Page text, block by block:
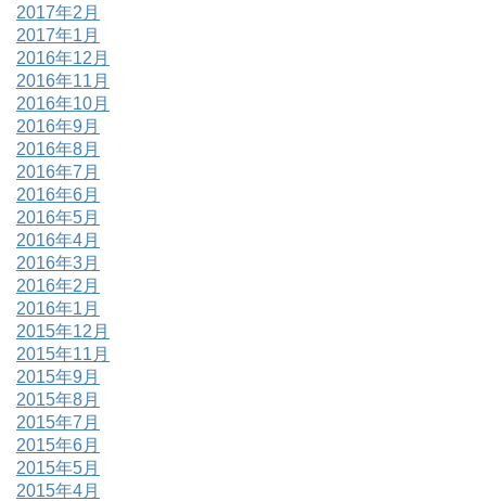
2017年2月
2017年1月
2016年12月
2016年11月
2016年10月
2016年9月
2016年8月
2016年7月
2016年6月
2016年5月
2016年4月
2016年3月
2016年2月
2016年1月
2015年12月
2015年11月
2015年9月
2015年8月
2015年7月
2015年6月
2015年5月
2015年4月